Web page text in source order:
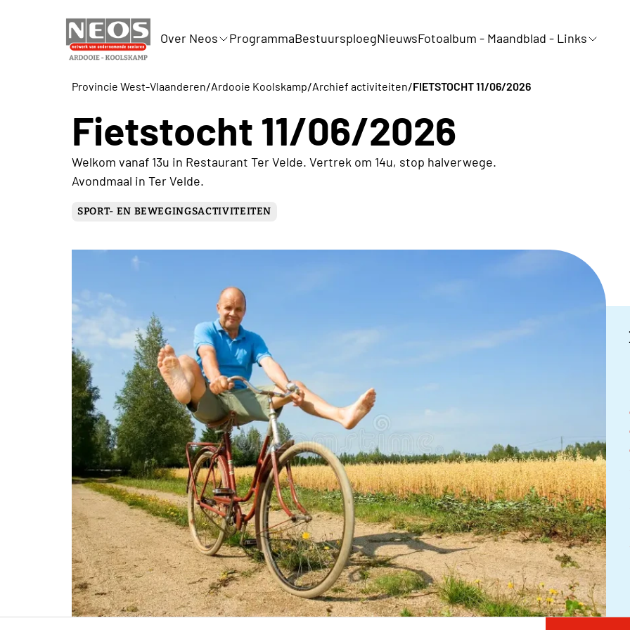
Over Neos ProgrammaBestuursploegNieuwsFotoalbum - Maandblad - Links
Provincie West-Vlaanderen/Ardooie Koolskamp/Archief activiteiten/FIETSTOCHT 11/06/2026
Fietstocht 11/06/2026
Welkom vanaf 13u in Restaurant Ter Velde. Vertrek om 14u, stop halverwege.
Avondmaal in Ter Velde.
SPORT- EN BEWEGINGSACTIVITEITEN